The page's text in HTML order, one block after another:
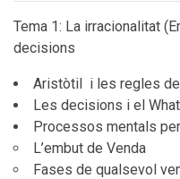
Tema 1: La irracionalitat
decisions
Aristòtil i les regles
Les decisions i el
Processos mentals
L’embut de Venda
Fases de qualsevol